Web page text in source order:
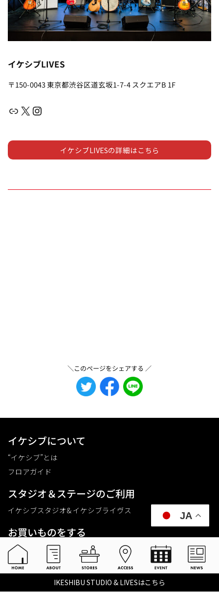
IKESHIBU STUDIO & LIVESはこちら
イケシブLIVES
〒150-0043 東京都渋谷区道玄坂1-7-4 スクエアB 1F
リンクX Instagram
イケシブLIVESの詳細はこちら
＼このページをシェアする ／
イケシブについて
“イケシブ”とは
フロアガイド
スタジオ＆ステージのご利⽤
イケシブスタジオ& イケシブライヴス
お買いものをする
池部楽器店 総合ECサイト
池部楽器店 店舗一覧
JA